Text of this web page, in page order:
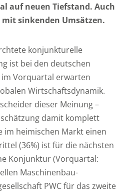
auf neuen Tiefstand. Auch
sinkenden Umsätzen.
konjunkturelle
ist bei den deutschen
Vorquartal erwarten
Wirtschaftsdynamik.
dieser Meinung –
damit komplett
im heimischen Markt einen
(36%) ist für die nächsten
Konjunktur (Vorquartal:
Maschinenbau-
PWC für das zweite